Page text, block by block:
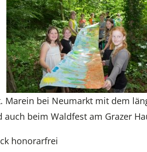
Marein bei Neumarkt mit dem
beim Waldfest am Grazer
honorarfrei